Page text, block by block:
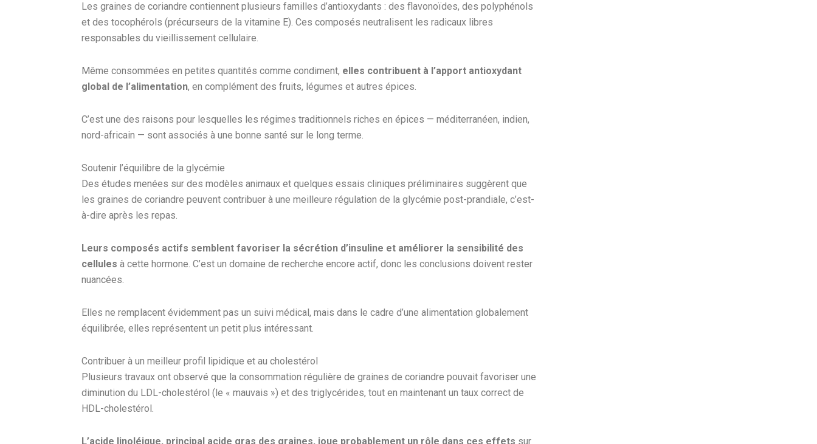
Les graines de coriandre contiennent plusieurs familles d’antioxydants : des flavonoïdes, des polyphénols
et des tocophérols (précurseurs de la vitamine E). Ces composés neutralisent les radicaux libres
responsables du vieillissement cellulaire.
Même consommées en petites quantités comme condiment, elles contribuent à l’apport antioxydant
global de l’alimentation, en complément des fruits, légumes et autres épices.
C’est une des raisons pour lesquelles les régimes traditionnels riches en épices — méditerranéen, indien,
nord-africain — sont associés à une bonne santé sur le long terme.
Soutenir l’équilibre de la glycémie
Des études menées sur des modèles animaux et quelques essais cliniques préliminaires suggèrent que
les graines de coriandre peuvent contribuer à une meilleure régulation de la glycémie post-prandiale, c’est-
à-dire après les repas.
Leurs composés actifs semblent favoriser la sécrétion d’insuline et améliorer la sensibilité des
cellules à cette hormone. C’est un domaine de recherche encore actif, donc les conclusions doivent rester
nuancées.
Elles ne remplacent évidemment pas un suivi médical, mais dans le cadre d’une alimentation globalement
équilibrée, elles représentent un petit plus intéressant.
Contribuer à un meilleur profil lipidique et au cholestérol
Plusieurs travaux ont observé que la consommation régulière de graines de coriandre pouvait favoriser une
diminution du LDL-cholestérol (le « mauvais ») et des triglycérides, tout en maintenant un taux correct de
HDL-cholestérol.
L’acide linoléique, principal acide gras des graines, joue probablement un rôle dans ces effets sur